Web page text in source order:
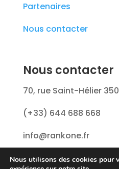
Partenaires
Nous contacter
Nous contacter
70, rue Saint-Hélier
(+33) 644 688 668
info@rankone.fr
Nous utilisons des cookies pour